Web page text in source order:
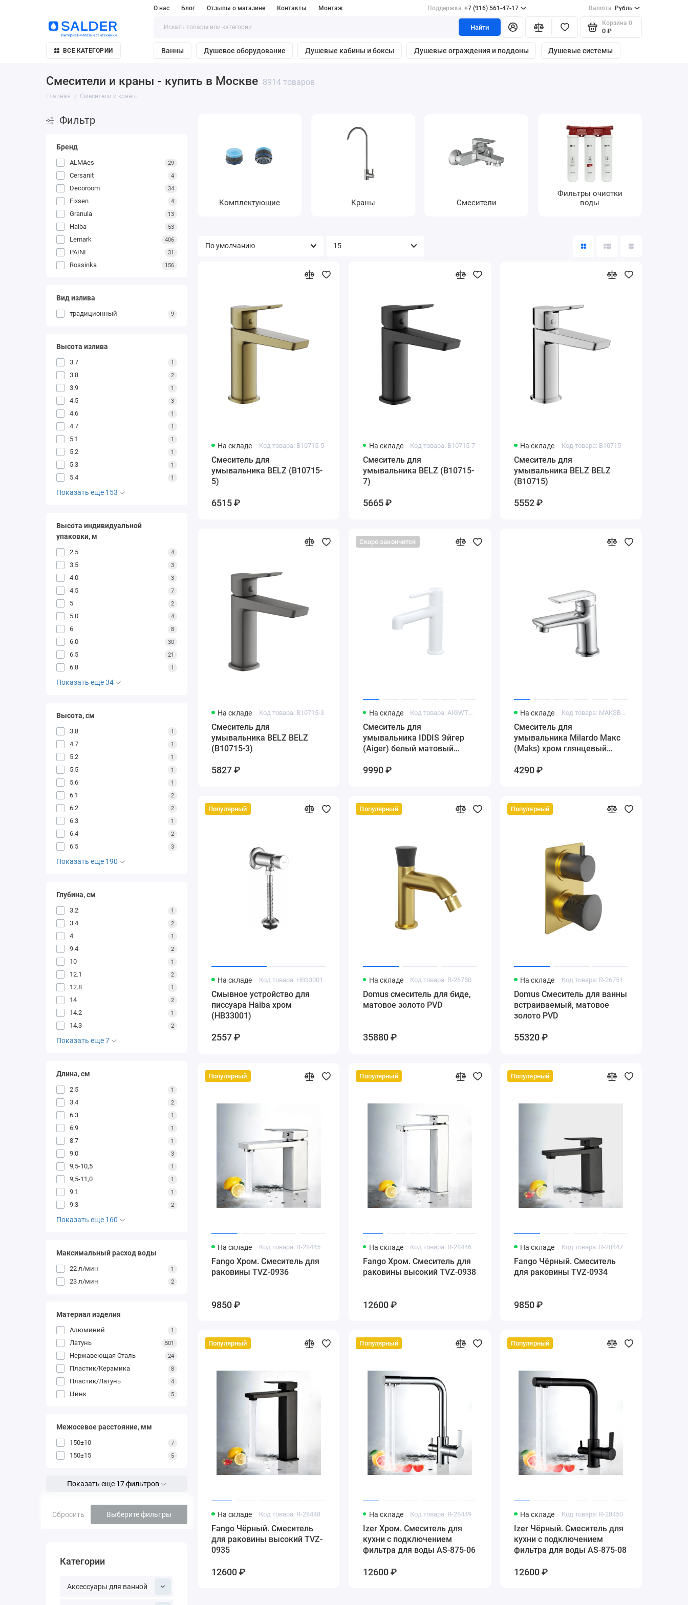
О нас Блог Отзывы о магазине Контакты Монтаж Поддержка +7 (916) 561-47-17 Валюта Рубль
Найти
Корзина 0
0 ₽
ВСЕ КАТЕГОРИИ Ванны Душевое оборудование Душевые кабины и боксы Душевые ограждения и поддоны Душевые системы
Смесители и краны - купить в Москве 8914 товаров
Главная Смесители и краны
Фильтр
Бренд
ALMAes 29
Cersanit 4
Decoroom 34
Fixsen 4
Granula 13
Haiba 53
Lemark 406
PAINI 31
Rossinka 156
Вид излива
традиционный 9
Высота излива
3.7 1
3.8 2
3.9 1
4.5 3
4.6 1
4.7 1
5.1 1
5.2 1
5.3 1
5.4 1
Показать еще 153
Высота индивидуальной
упаковки, м
2.5 4
3.5 3
4.0 3
4.5 7
5 2
5.0 4
6 8
6.0 30
6.5 21
6.8 1
Показать еще 34
Высота, см
3.8 1
4.7 1
5.2 1
5.5 1
5.6 1
6.1 2
6.2 2
6.3 1
6.4 2
6.5 3
Показать еще 190
Глубина, см
3.2 1
3.4 2
4 1
9.4 2
10 1
12.1 2
12.8 1
14 2
14.2 1
14.3 2
Показать еще 7
Длина, см
2.5 1
3.4 2
6.3 1
6.9 1
8.7 1
9.0 3
9,5-10,5 1
9,5-11,0 1
9.1 1
9.3 2
Показать еще 160
Максимальный расход воды
22 л/мин 1
23 л/мин 2
Материал изделия
Алюминий 1
Латунь 501
Нержавеющая Сталь 24
Пластик/Керамика 8
Пластик/Латунь 4
Цинк 5
Межосевое расстояние, мм
150±10 7
150±15 5
Показать еще 17 фильтров
Сбросить Выберите фильтры
Категории
Аксессуары для ванной
Комплектующие Краны Смесители
Фильтры очистки
воды
На складе Код товара: B10715-5
Cмеситель для
умывальника BELZ (B10715-
5)
6515 ₽
На складе Код товара: B10715-7
Cмеситель для
умывальника BELZ (B10715-
7)
5665 ₽
На складе Код товара: B10715
Cмеситель для
умывальника BELZ BELZ
(B10715)
5552 ₽
На складе Код товара: B10715-3
Cмеситель для
умывальника BELZ BELZ
(B10715-3)
5827 ₽
Скоро закончится
На складе Код товара: AIGWT00i01
Cмеситель для
умывальника IDDIS Эйгер
(Aiger) белый матовый
9990 ₽
На складе Код товара: MAKSB00M01
Cмеситель для
умывальника Milardo Макс
(Maks) хром глянцевый
4290 ₽
Популярный
На складе Код товара: HB33001
Cмывное устройство для
писсуара Haiba хром
(HB33001)
2557 ₽
Популярный
На складе Код товара: R-26750
Domus смеситель для биде,
матовое золото PVD
35880 ₽
Популярный
На складе Код товара: R-26751
Domus Смеситель для ванны
встраиваемый, матовое
золото PVD
55320 ₽
Популярный
На складе Код товара: R-28445
Fango Хром. Смеситель для
раковины TVZ-0936
9850 ₽
Популярный
На складе Код товара: R-28446
Fango Хром. Смеситель для
раковины высокий TVZ-0938
12600 ₽
Популярный
На складе Код товара: R-28447
Fango Чёрный. Смеситель
для раковины TVZ-0934
9850 ₽
Популярный
На складе Код товара: R-28448
Fango Чёрный. Смеситель
для раковины высокий TVZ-
0935
12600 ₽
Популярный
На складе Код товара: R-28449
Izer Хром. Смеситель для
кухни с подключением
фильтра для воды AS-875-06
12600 ₽
Популярный
На складе Код товара: R-28450
Izer Чёрный. Смеситель для
кухни с подключением
фильтра для воды AS-875-08
12600 ₽